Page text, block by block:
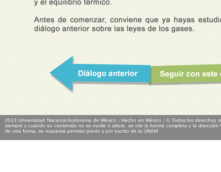
2013 Universidad Nacional Autónoma de México | Hecho en México | © Todos los derechos
siempre y cuando su contenido no se mutile o altere, se cite la fuente completa y la
de otra forma, se requerirá permiso previo y por escrito de la UNAM.